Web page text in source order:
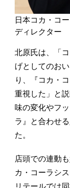
日本コカ・コ
ディレクター
北原氏は、「
げとしてのお
り、『コカ・
重視した」と
味の変化やフ
ラ』と合わせ
た。
店頭での連動
カ・コーラシ